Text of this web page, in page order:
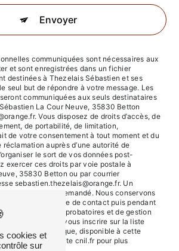
Envoyer
communiquées sont nécessaires aux
et sont enregistrées dans un fichier
destinées à Thezelais Sébastien et ses
seul but de répondre à votre message. Les
communiquées aux seuls destinataires
La Cour Neuve, 35830 Betton
Vous disposez de droits d’accès, de
de portabilité, de limitation,
de votre consentement à tout moment et du
réclamation auprès d’une autorité de
le sort de vos données post-
exercer ces droits par voie postale à
35830 Betton ou par courrier
sebastien.thezelais@orange.fr. Un
vous être demandé. Nous conservons
la période de prise de contact puis pendant
légale aux fins probatoires et de gestion
avez le droit de vous inscrire sur la liste
téléphonique, disponible à cette
. Consultez le site cnil.fr pour plus
cookies et
sur